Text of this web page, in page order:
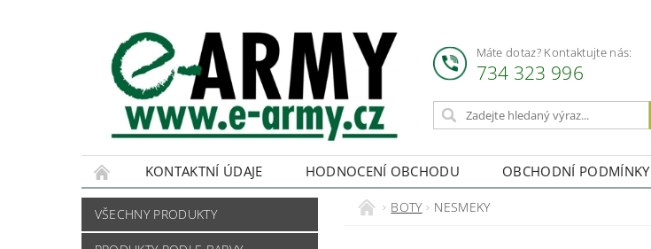
Máte dotaz? Kontaktujte nás:
734 323 996
KONTAKTNÍ ÚDAJE HODNOCENÍ OBCHODU OBCHODNÍ PODMÍNKY
VŠECHNY PRODUKTY BOTY NESMEKY